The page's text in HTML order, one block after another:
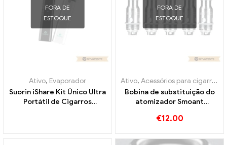
FORA DE
ESTOQUE
Ativo, Evaporador
Suorin iShare Kit Único Ultra
Portátil de Cigarros
FORA DE
ESTOQUE
Ativo, Acessórios para cigarros eletrônicos
Bobina de substituição do
atomizador Smoant
unidades/pacote cigarros
Personalizado
€12.00